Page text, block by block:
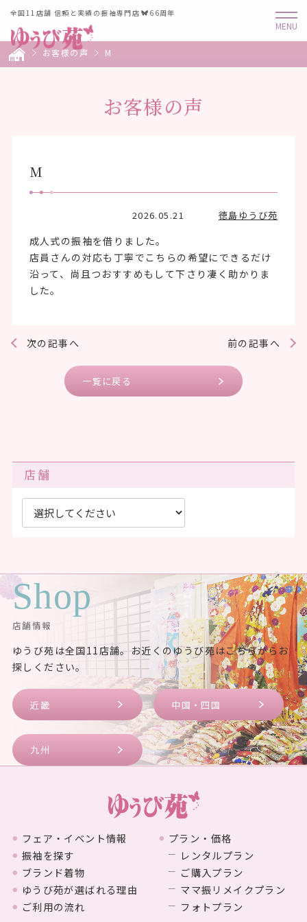
全国11店舗 信頼と実績の振袖専門店 66周年
お客様の声 M
お客様の声
M
2026.05.21 徳島ゆうび苑
成人式の振袖を借りました。
店員さんの対応も丁寧でこちらの希望にできるだけ
沿って、尚且つおすすめもして下さり凄く助かりま
した。
前の記事へ
次の記事へ
一覧に戻る
店舗
Shop
店舗情報
ゆうび苑は全国11店舗。お近くのゆうび苑はこちらからお
探しください。
近畿 中国・四国
九州
フェア・イベント情報
振袖を探す
ブランド着物
ゆうび苑が選ばれる理由
ご利用の流れ
プラン・価格
レンタルプラン
ご購入プラン
ママ振リメイクプラン
フォトプラン